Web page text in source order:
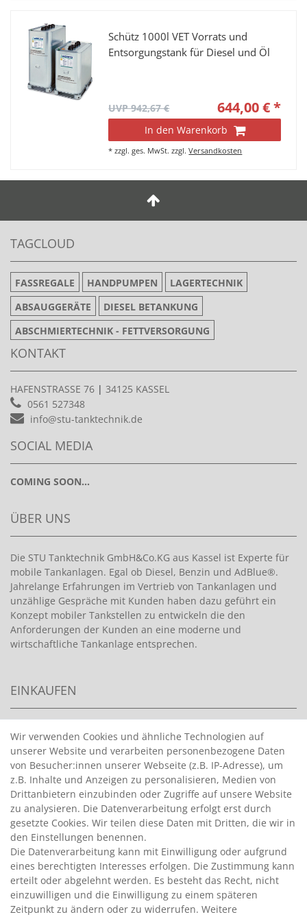
Schütz 1000l VET Vorrats und
Entsorgungstank für Diesel und Öl
UVP 942,67 € 644,00 € *
In den Warenkorb
*zzgl. ges. MwSt. zzgl.Versandkosten
TAGCLOUD
FASSREGALE HANDPUMPEN
LAGERTECHNIK
ABSAUGGERÄTE
DIESEL BETANKUNG
ABSCHMIERTECHNIK - FETTVERSORGUNG
KONTAKT
HAFENSTRASSE 76 | 34125 KASSEL
0561 527348
info@stu-tanktechnik.de
SOCIAL MEDIA
COMING SOON...
ÜBER UNS
Die STU Tanktechnik GmbH&Co.KG aus Kassel ist Experte für
mobile Tankanlagen. Egal ob Diesel, Benzin und AdBlue®.
Jahrelange Erfahrungen im Vertrieb von Tankanlagen und
unzählige Gespräche mit Kunden haben dazu geführt ein
Konzept mobiler Tankstellen zu entwickeln die den
Anforderungen der Kunden an eine moderne und
wirtschaftliche Tankanlage entsprechen.
EINKAUFEN
HANDPUMPEN FÜR BENZIN
>
HANDPUMPEN FÜR ÖLE
>
TANKANLAGEN
>
ADBLUE® BETANKUNG
INFORMATIONEN
>
FAQ
>
VERTRAG WIDERRUFEN
Wir verwenden Cookies und ähnliche Technologien auf
unserer Website und verarbeiten personenbezogene Daten
von Besucher:innen unserer Webseite (z.B. IP-Adresse), um
z.B. Inhalte und Anzeigen zu personalisieren, Medien von
Drittanbietern einzubinden oder Zugriffe auf unsere Website
zu analysieren. Die Datenverarbeitung erfolgt erst durch
gesetzte Cookies. Wir teilen diese Daten mit Dritten, die wir in
den Einstellungen benennen.
Die Datenverarbeitung kann mit Einwilligung oder aufgrund
eines berechtigten Interesses erfolgen. Die Zustimmung kann
erteilt oder abgelehnt werden. Es besteht das Recht, nicht
einzuwilligen und die Einwilligung zu einem späteren
Zeitpunkt zu ändern oder zu widerrufen. Weitere